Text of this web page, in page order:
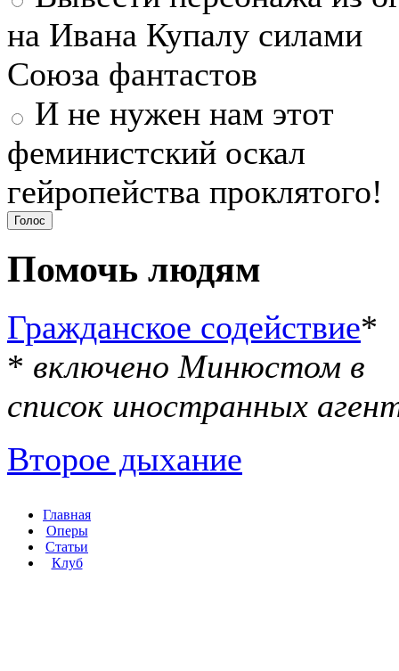
на Ивана Купалу силами
Союза фантастов
И не нужен нам этот
феминистский оскал
гейропейства проклятого!
Помочь людям
Гражданское содействие*
* включено Минюстом в
список иностранных
Второе дыхание
Главная
Оперы
Статьи
Клуб